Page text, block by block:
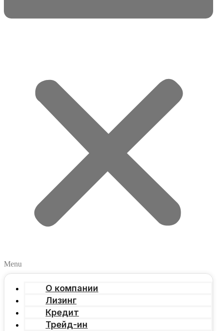
Menu
О компании
Лизинг
Кредит
Трейд-ин